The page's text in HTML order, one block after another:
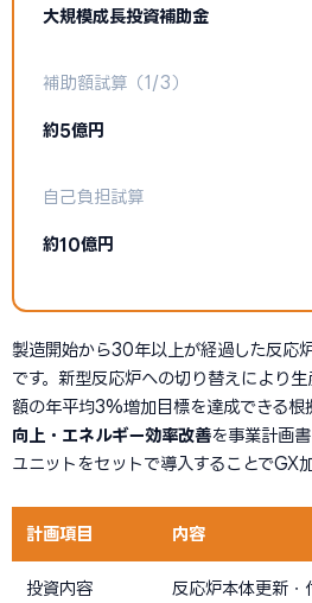
大規模成長投資補助金
補助額試算（1/3）
約5億円
自己負担試算
約10億円
製造開始から30年以上が経過した反応
です。新型反応炉への切り替えにより
額の年平均3%増加目標を達成できる根
向上・エネルギー効率改善を事業計画
ユニットをセットで導入することでGX
計画項目 内容
投資内容 反応炉本体更新・